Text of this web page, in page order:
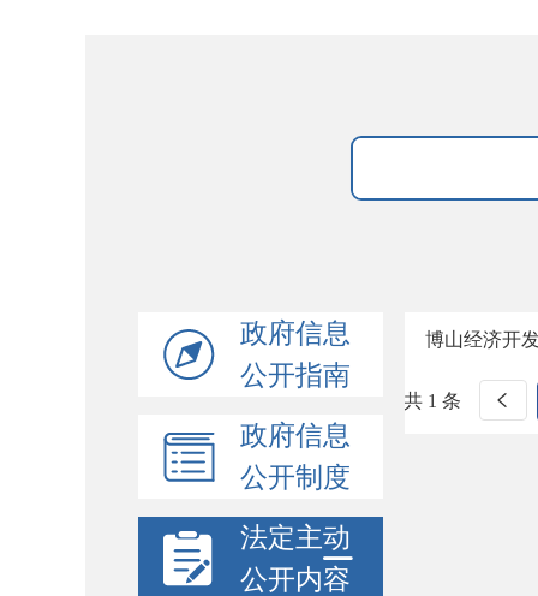
政府信息
公开指南
政府信息
公开制度
法定主动
公开内容
博山经济开
共 1 条